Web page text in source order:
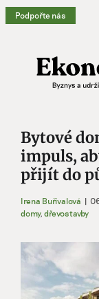
Přeskočit
na
Podpořte nás
Bytové
impuls,
přijít do
Irena Buřívalová |
domy, dřevostavby
Zobrazit
větší
obrázek